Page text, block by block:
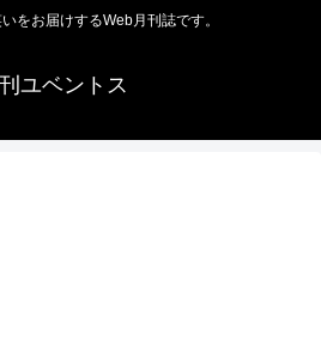
をお届けするWeb月刊誌です。
ユベントス